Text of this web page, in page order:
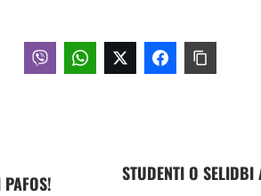
STUDENTI O